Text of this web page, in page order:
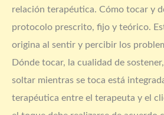
relación terapéutica. Cómo tocar y
protocolo prescrito, fijo y teórico.
origina al sentir y percibir los
Dónde tocar, la cualidad de
soltar mientras se toca está
terapéutica entre el terapeuta y el